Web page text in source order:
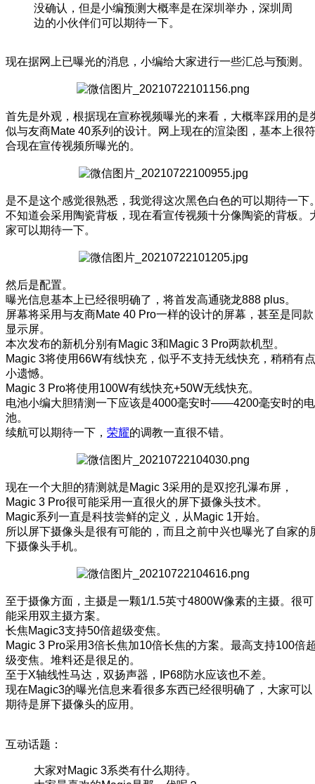
没确认，但是小编预测大概率是在深圳举办，深圳周
边的小伙伴们可以期待一下。
现在据网上已曝光的消息，小编给大家进行一些汇总与预测。
首先是外观，根据现在宣称视频曝光的来看，大概率踩用的是
似与友商Mate 40系列的设计。网上现在的渲染图，基本上很符
合现在宣传视频所曝光的。
是不是这个感觉很熟悉，我觉得这次黑色白色的可以期待一下
不知道会采用陶瓷背板，现在看宣传视频十分像陶瓷的背板。
家可以期待一下。
然后是配置。
曝光信息基本上已经很明确了，将首发高通骁龙888 plus。
屏幕将采用与友商Mate 40 Pro一样的设计的屏幕，甚至是同款
显示屏。
本次发布的新机分别有Magic 3和Magic 3 Pro两款机型。
Magic 3将使用66W有线快充，似乎不支持无线快充，稍稍有点
小遗憾。
Magic 3 Pro将使用100W有线快充+50W无线快充。
电池小编大胆猜测一下应该是4000毫安时——4200毫安时的电
池。
续航可以期待一下， 荣耀的调教一直很不错。
现在一个大胆的猜测就是Magic 3采用的是双挖孔瀑布屏，
Magic 3 Pro很可能采用一直很火的屏下摄像头技术。
Magic系列一直是科技尝鲜的定义，从Magic 1开始。
所以屏下摄像头是很有可能的，而且之前中兴也曝光了自家的
下摄像头手机。
至于摄像方面，主摄是一颗1/1.5英寸4800W像素的主摄。很可
能采用双主摄方案。
长焦Magic3支持50倍超级变焦。
Magic 3 Pro采用3倍长焦加10倍长焦的方案。最高支持100倍
级变焦。堆料还是很足的。
至于X轴线性马达，双扬声器，IP68防水应该也不差。
现在Magic3的曝光信息来看很多东西已经很明确了，大家可以
期待是屏下摄像头的应用。
互动话题：
大家对Magic 3系类有什么期待。